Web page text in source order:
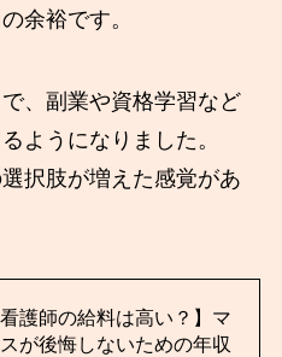
余裕です。
、副業や資格学習など
ようになりました。
択肢が増えた感覚があ
看護師の給料は高い？】マ
が後悔しないための年収